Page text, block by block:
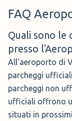
FAQ
Quali sono le
presso
All'aeroporto di
parcheggi
parcheggi non
ufficiali offrono
situati in